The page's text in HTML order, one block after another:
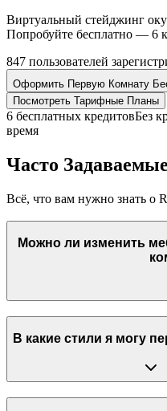
Виртуальный стейджинг
Попробуйте бесплатно — 6
847 пользователей
Оформить Первую Комнату
Посмотреть Тарифные Планы
6 бесплатных кредитовБез
время
Часто
Всё, что вам нужно знать о
Можно ли изменить
В какие стили я могу